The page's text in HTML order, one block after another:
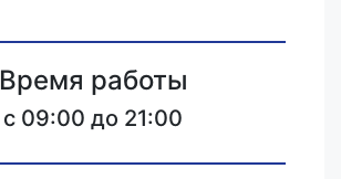
Время работы
c 09:00 до 21:00